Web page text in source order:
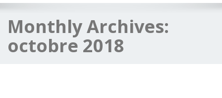
Monthly Archives:
octobre 2018